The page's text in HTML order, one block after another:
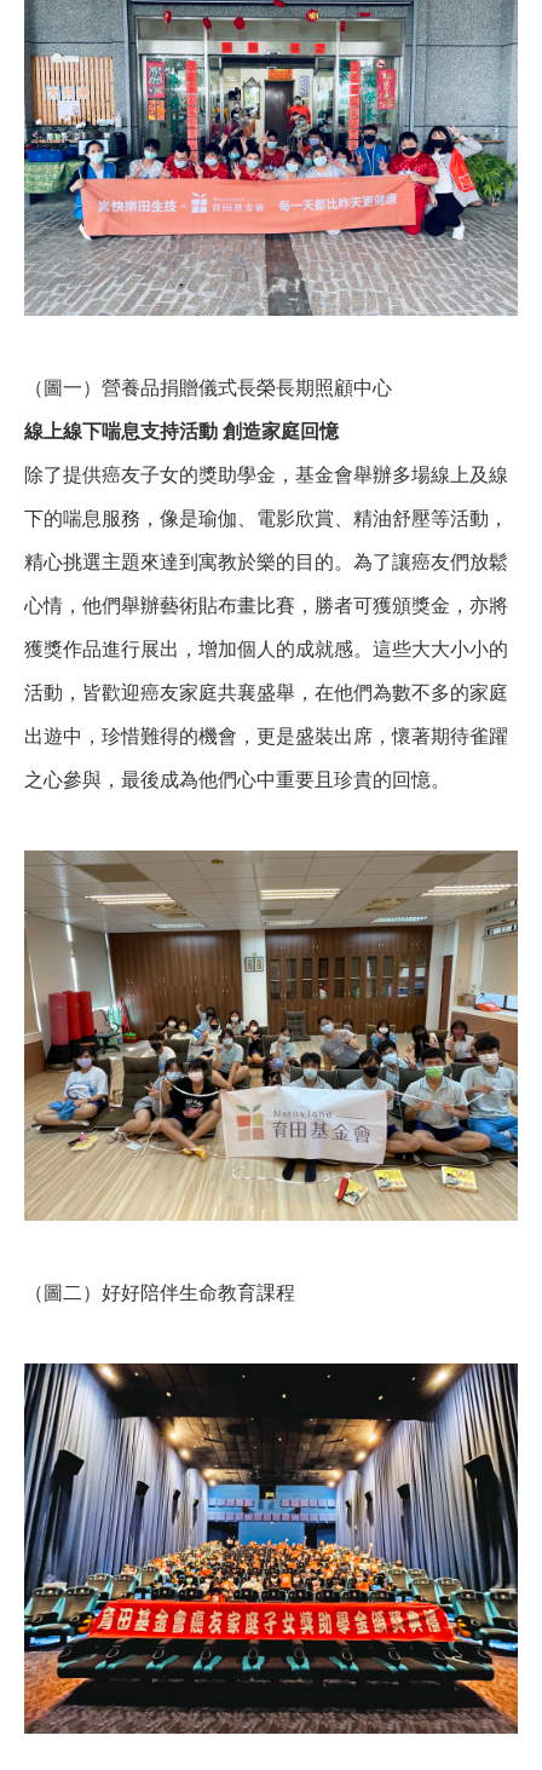
（圖一）營養品捐贈儀式長榮長期照顧中心
線上線下喘息支持活動 創造家庭回憶
除了提供癌友子女的獎助學金，基金會舉辦多場線上及線
下的喘息服務，像是瑜伽、電影欣賞、精油舒壓等活動，
精心挑選主題來達到寓教於樂的目的。為了讓癌友們放鬆
心情，他們舉辦藝術貼布畫比賽，勝者可獲頒獎金，亦將
獲獎作品進行展出，增加個人的成就感。這些大大小小的
活動，皆歡迎癌友家庭共襄盛舉，在他們為數不多的家庭
出遊中，珍惜難得的機會，更是盛裝出席，懷著期待雀躍
之心參與，最後成為他們心中重要且珍貴的回憶。
（圖二）好好陪伴生命教育課程